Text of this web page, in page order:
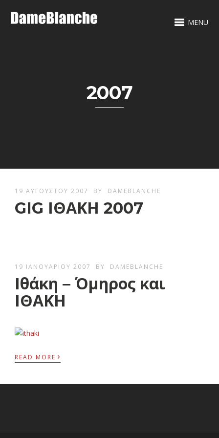
MENU
2007
19 ΑΥΓΟΎΣΤΟΥ 2007 BY DAMEBLANCHE
GIG ΙΘΑΚΗ 2007
19 ΙΑΝΟΥΑΡΊΟΥ 2007 BY DAMEBLANCHE
Ιθάκη – Όμηρος και
ΙΘΑΚΗ
READ MORE ›